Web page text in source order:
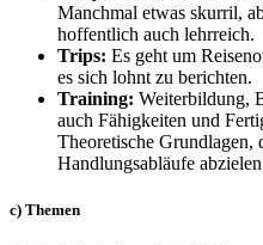
Manchmal etwas skurril,
hoffentlich auch lehrreich.
Trips: Es geht um
es sich lohnt zu berichten.
Training: Weiterbildung,
auch Fähigkeiten und
Theoretische
Handlungsabläufe
c) Themen